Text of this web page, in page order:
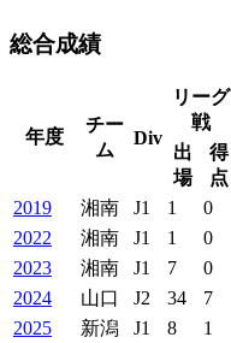
総合成績
年度
チー
ム
Div
リーグ
戦
出
場
得
点
2019
湘南 J1 1 0
2022
湘南 J1 1 0
2023
湘南 J1 7 0
2024
山口 J2 34 7
2025
新潟 J1 8 1